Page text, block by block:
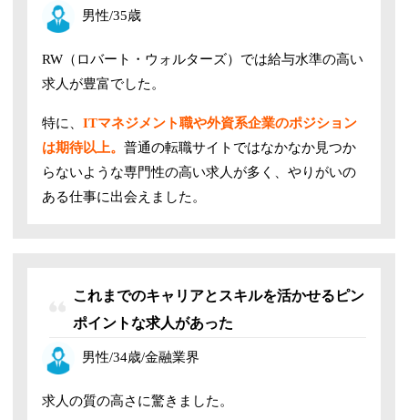
男性/35歳
RW（ロバート・ウォルターズ）では給与水準の高い
求人が豊富でした。
特に、ITマネジメント職や外資系企業のポジション
は期待以上。普通の転職サイトではなかなか見つか
らないような専門性の高い求人が多く、やりがいの
ある仕事に出会えました。
これまでのキャリアとスキルを活かせるピン
ポイントな求人があった
男性/34歳/金融業界
求人の質の高さに驚きました。